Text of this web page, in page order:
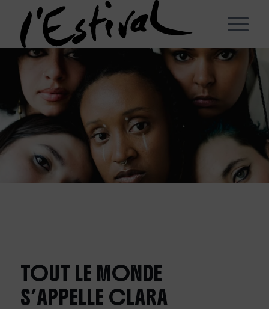
TOUT LE MONDE
S’APPELLE CLARA